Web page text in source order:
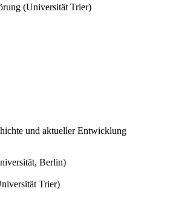
(Universität Trier)
und aktueller Entwicklung
Berlin)
Trier)